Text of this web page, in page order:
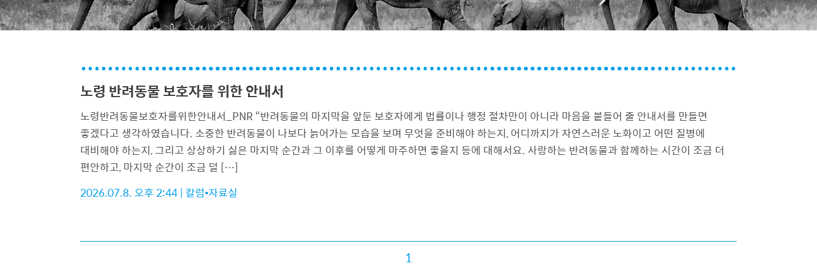
노령 반려동물 보호자를 위한 안내서
노령반려동물보호자를위한안내서_PNR “반려동물의 마지막을 앞둔 보호자에게 법률이나 행정 절차만이 아니라 마음을 붙들어 줄 안내서를 만들면
좋겠다고 생각하였습니다. 소중한 반려동물이 나보다 늙어가는 모습을 보며 무엇을 준비해야 하는지, 어디까지가 자연스러운 노화이고 어떤 질병에
대비해야 하는지, 그리고 상상하기 싫은 마지막 순간과 그 이후를 어떻게 마주하면 좋을지 등에 대해서요. 사랑하는 반려동물과 함께하는 시간이 조금 더
편안하고, 마지막 순간이 조금 덜 […]
2026.07.8. 오후 2:44| 칼럼•자료실
1